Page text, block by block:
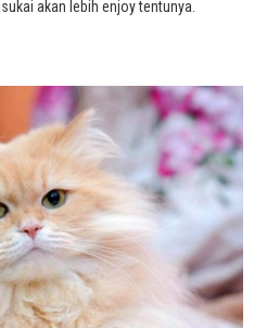
akan lebih enjoy tentunya.